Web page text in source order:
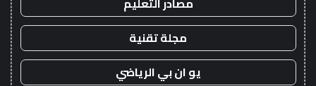
مجلة تقنية
يو ان بي الرياضي